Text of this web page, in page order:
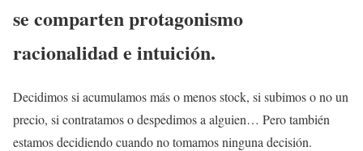
se comparten protagonismo
racionalidad e intuición.
Decidimos si acumulamos más o menos stock, si subimos o no un
precio, si contratamos o despedimos a alguien… Pero también
estamos decidiendo cuando no tomamos ninguna decisión.